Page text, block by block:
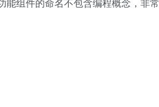
能组件的命名不包含编程概念，非常